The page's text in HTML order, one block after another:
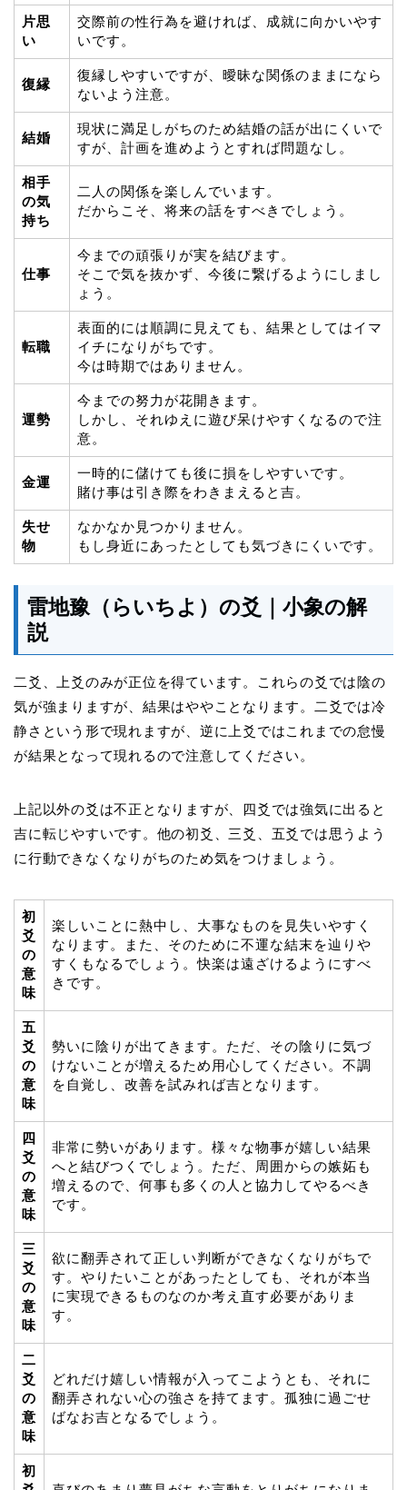
片思
い
交際前の性行為を避ければ、成就に向かいやす
いです。
復縁
復縁しやすいですが、曖昧な関係のままになら
ないよう注意。
結婚
現状に満足しがちのため結婚の話が出にくいで
すが、計画を進めようとすれば問題なし。
相手
の気
持ち
二人の関係を楽しんでいます。
だからこそ、将来の話をすべきでしょう。
仕事
今までの頑張りが実を結びます。
そこで気を抜かず、今後に繋げるようにしまし
ょう。
転職
表面的には順調に見えても、結果としてはイマ
イチになりがちです。
今は時期ではありません。
運勢
今までの努力が花開きます。
しかし、それゆえに遊び呆けやすくなるので注
意。
金運
一時的に儲けても後に損をしやすいです。
賭け事は引き際をわきまえると吉。
失せ
物
なかなか見つかりません。
もし身近にあったとしても気づきにくいです。
雷地豫（らいちよ）の爻｜小象の解
説
二爻、上爻のみが正位を得ています。これらの爻では陰の
気が強まりますが、結果はややことなります。二爻では冷
静さという形で現れますが、逆に上爻ではこれまでの怠慢
が結果となって現れるので注意してください。
上記以外の爻は不正となりますが、四爻では強気に出ると
吉に転じやすいです。他の初爻、三爻、五爻では思うよう
に行動できなくなりがちのため気をつけましょう。
初
爻
の
意
味
楽しいことに熱中し、大事なものを見失いやすく
なります。また、そのために不運な結末を辿りや
すくもなるでしょう。快楽は遠ざけるようにすべ
きです。
五
爻
の
意
味
勢いに陰りが出てきます。ただ、その陰りに気づ
けないことが増えるため用心してください。不調
を自覚し、改善を試みれば吉となります。
四
爻
の
意
味
非常に勢いがあります。様々な物事が嬉しい結果
へと結びつくでしょう。ただ、周囲からの嫉妬も
増えるので、何事も多くの人と協力してやるべき
です。
三
爻
の
意
味
欲に翻弄されて正しい判断ができなくなりがちで
す。やりたいことがあったとしても、それが本当
に実現できるものなのか考え直す必要がありま
す。
二
爻
の
意
味
どれだけ嬉しい情報が入ってこようとも、それに
翻弄されない心の強さを持てます。孤独に過ごせ
ばなお吉となるでしょう。
初